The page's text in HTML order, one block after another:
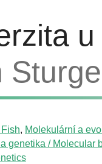
, Molekulární a
genetika / Molecular